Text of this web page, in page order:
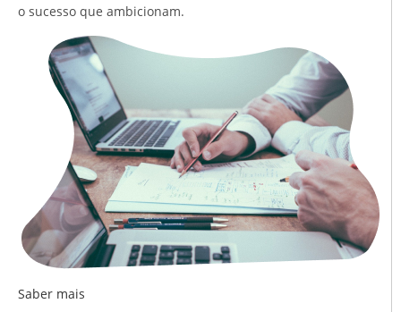
o sucesso que ambicionam.
Saber mais